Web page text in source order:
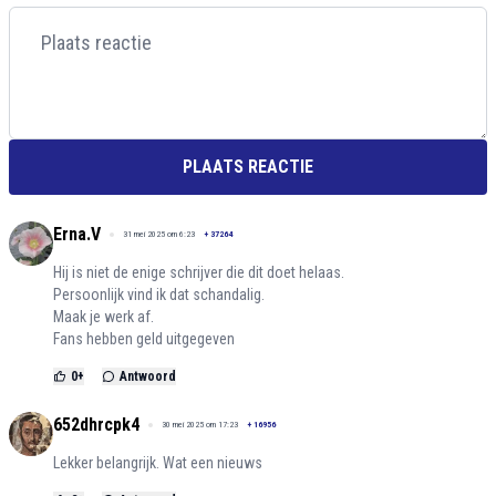
PLAATS REACTIE
Erna.V 31 mei 2025 om 6:23 + 37264
Hij is niet de enige schrijver die dit doet helaas.
Persoonlijk vind ik dat schandalig.
Maak je werk af.
Fans hebben geld uitgegeven
0+ Antwoord
652dhrcpk4 30 mei 2025 om 17:23 + 16956
Lekker belangrijk. Wat een nieuws